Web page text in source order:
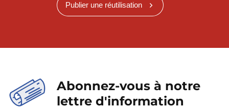
Publier une réutilisation
Abonnez-vous à notre
lettre d'information